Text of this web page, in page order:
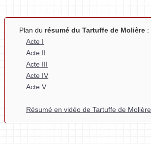
Plan du résumé du Tartuffe de Molière:
Acte I
Acte II
Acte III
Acte IV
Acte V
Résumé en vidéo de Tartuffe de Molière